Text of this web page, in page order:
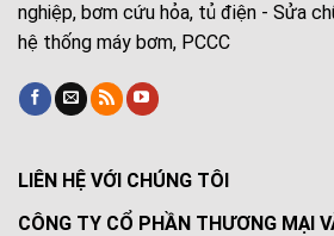
nghiệp, bơm cứu hỏa, tủ điện - Sửa
hệ thống máy bơm, PCCC
LIÊN HỆ VỚI CHÚNG TÔI
CÔNG TY CỔ PHẦN THƯƠNG MẠI